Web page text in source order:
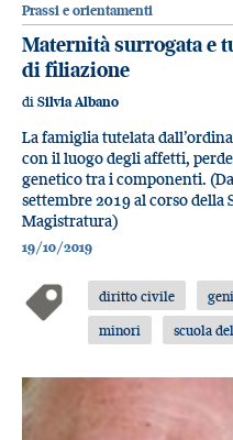
Prassi e orientamenti
Maternità surrogata e
di filiazione
di Silvia Albano
La famiglia tutelata
con il luogo degli affetti,
genetico tra i componenti.
settembre 2019 al corso della
Magistratura)
19/10/2019
diritto civile
minori
scuola